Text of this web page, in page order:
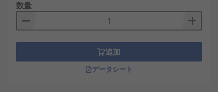
数量
追加
データシート